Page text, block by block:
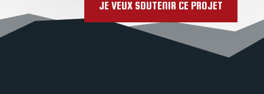
JE VEUX SOUTENIR CE PROJET